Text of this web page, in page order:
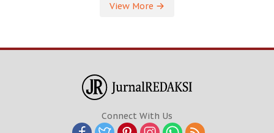
View More
Connect With Us